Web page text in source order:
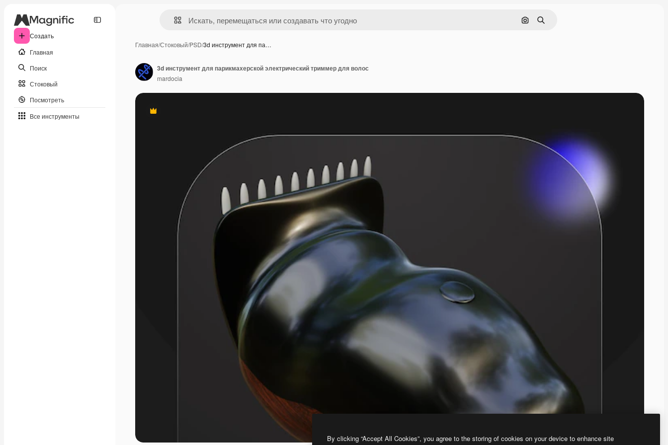
Создать
Главная
Поиск
Стоковый
Посмотреть
Все инструменты
Поиск по изображению
Поиск
Главная/Стоковый/PSD/3d инструмент для па…
Премиум
3d инструмент для парикмахерской электрический триммер для волос
mardocia
By clicking “Accept All Cookies”, you agree to the storing of cookies on your device to enhance site